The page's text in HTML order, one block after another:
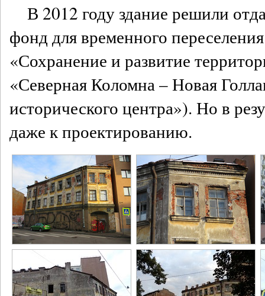
В 2012 году здание решили
фонд для временного
«Сохранение и развитие
«Северная Коломна – Новая
исторического центра»). Но в
даже к проектированию.